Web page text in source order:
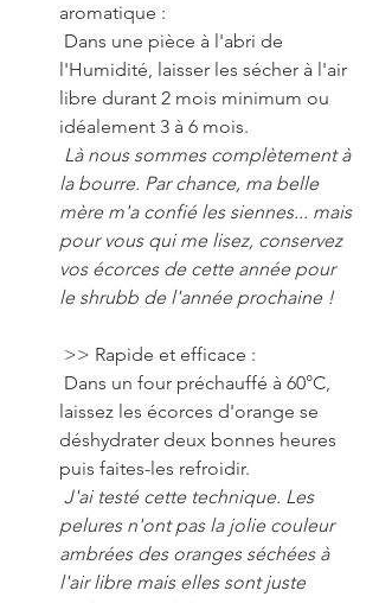
aromatique :
l'Humidité, laisser les sécher à l'air
libre durant 2 mois minimum ou
idéalement 3 à 6 mois.
Là nous sommes complètement à
la bourre. Par chance, ma belle
mère m'a confié les siennes... mais
pour vous qui me lisez, conservez
vos écorces de cette année pour
le shrubb de l'année prochaine !
>> Rapide et efficace :
laissez les écorces d'orange se
déshydrater deux bonnes heures
puis faites-les refroidir.
J'ai testé cette technique. Les
pelures n'ont pas la jolie couleur
ambrées des oranges séchées à
l'air libre mais elles sont juste